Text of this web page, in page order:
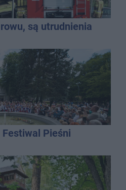
są utrudnienia
Pieśni